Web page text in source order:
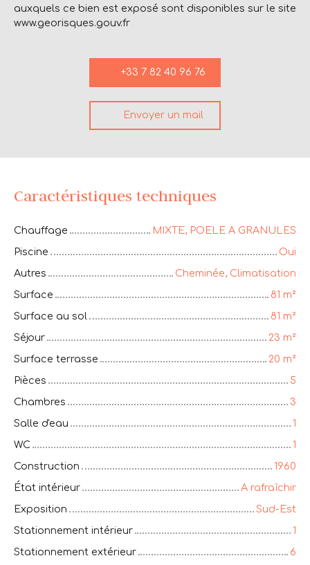
auxquels ce bien est exposé sont disponibles sur le site
www.georisques.gouv.fr
+33 7 82 40 96 76
Envoyer un mail
Caractéristiques techniques
Chauffage
MIXTE, POELE A GRANULES
Piscine
Oui
Autres
Cheminée, Climatisation
Surface
81 m²
Surface au sol
81 m²
Séjour
23 m²
Surface terrasse
20 m²
Pièces
5
Chambres
3
Salle d'eau
1
WC
1
Construction
1960
État intérieur
A rafraîchir
Exposition
Sud-Est
Stationnement intérieur
1
Stationnement extérieur
6